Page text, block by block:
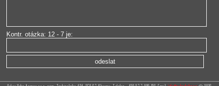
Kontr. otázka: 12 - 7 je: